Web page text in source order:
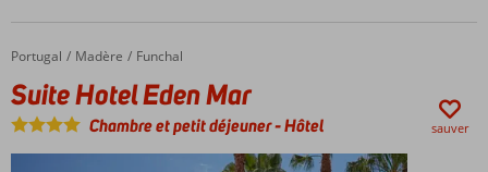
directement
dans le
vieux centre
Piscine à
débordement
Accueil
Portugal Madère Funchal
Suite Hotel Eden Mar
Suite Hotel Eden Mar
Chambre et petit déjeuner-Hôtel sauver